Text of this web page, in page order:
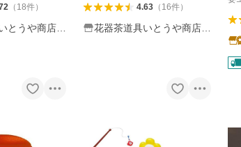
（ 18件）
とうや商店ヤ
4.63（ 16件）
花器茶道具いとうや商店ヤ